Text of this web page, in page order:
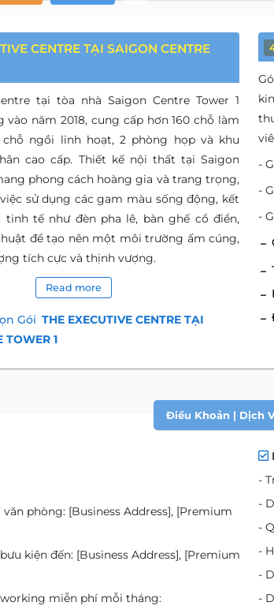
CENTRE TẠI SAIGON CENTRE
tại tòa nhà Saigon Centre Tower 1
năm 2018, cung cấp hơn 160 chỗ làm
ngồi linh hoạt, 2 phòng họp và khu
cao cấp. Thiết kế nội thất tại Saigon
phong cách hoàng gia và trang trọng,
sử dụng các gam màu sống động, kết
tế như đèn pha lê, bàn ghế cổ điển,
để tạo nên một môi trường ấm cúng,
tích cực và thịnh vượng.
Read more
Gói THE EXECUTIVE CENTRE TẠI
TOWER 1
-
-
-
Điều Khoản | Dịch
phòng: [Business Address], [Premium
kiện đến: [Business Address], [Premium
miễn phí mỗi tháng:
-
-
-
-
-
-